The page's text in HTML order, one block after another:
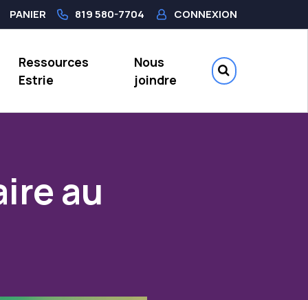
PANIER 819 580-7704 CONNEXION
Ressources
Estrie
Nous
joindre
au